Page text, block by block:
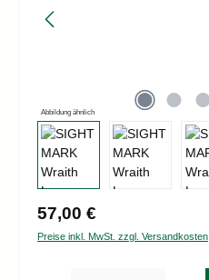
Abbildung ähnlich
Regulärer Preis:
57,00 €
Preise inkl. MwSt. zzgl. Versandkosten